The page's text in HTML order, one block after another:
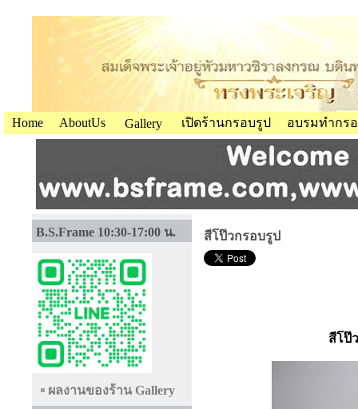
Home AboutUs Gallery เปิดร้านกรอบรูป อบรมทำกร
B.S.Frame 10:30-17:00 น.
ผลงานของร้าน Gallery
สีโป๊วกรอบรูป
สีโป๊